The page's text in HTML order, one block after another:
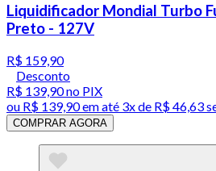
Liquidificador Mondial Turbo
Preto - 127V
R$ 159,90
Desconto
R$ 139,90no PIX
ou R$ 139,90em até 3x de R$ 46,63
COMPRAR AGORA